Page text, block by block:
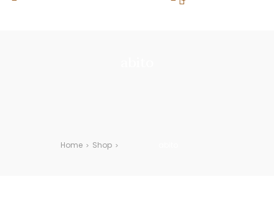
ITALIA SOPRA 100€ DI SPESA | PAGA IN 3 RATE
Home > Shop >